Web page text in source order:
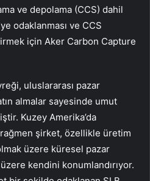
ve depolama (CCS) dahil
odaklanması ve CCS
için Aker Carbon Capture
uluslararası pazar
almalar sayesinde umut
Kuzey Amerika’da
rağmen şirket, özellikle üretim
üzere küresel pazar
kendini konumlandırıyor.